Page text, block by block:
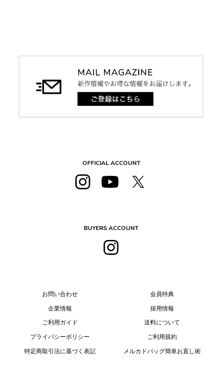
OFFICIAL ACCOUNT
BUYERS ACCOUNT
お問い合わせ
企業情報
ご利用ガイド
プライバシーポリシー
特定商取引法に基づく表記
会員特典
採用情報
送料について
ご利用規約
メルカドバッグ簡単お直し術